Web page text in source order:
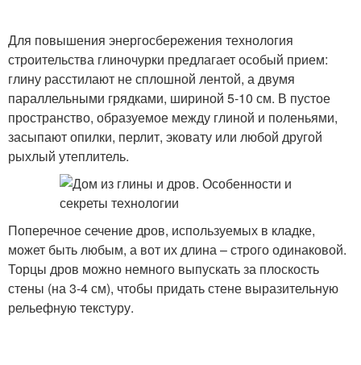
Для повышения энергосбережения технология
строительства глиночурки предлагает особый прием:
глину расстилают не сплошной лентой, а двумя
параллельными грядками, шириной 5-10 см. В пустое
пространство, образуемое между глиной и поленьями,
засыпают опилки, перлит, эковату или любой другой
рыхлый утеплитель.
Поперечное сечение дров, используемых в кладке,
может быть любым, а вот их длина – строго одинаковой.
Торцы дров можно немного выпускать за плоскость
стены (на 3-4 см), чтобы придать стене выразительную
рельефную текстуру.